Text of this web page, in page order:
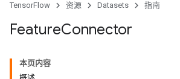
TensorFlow 资源 Datasets 指南
FeatureConnector
本页内容